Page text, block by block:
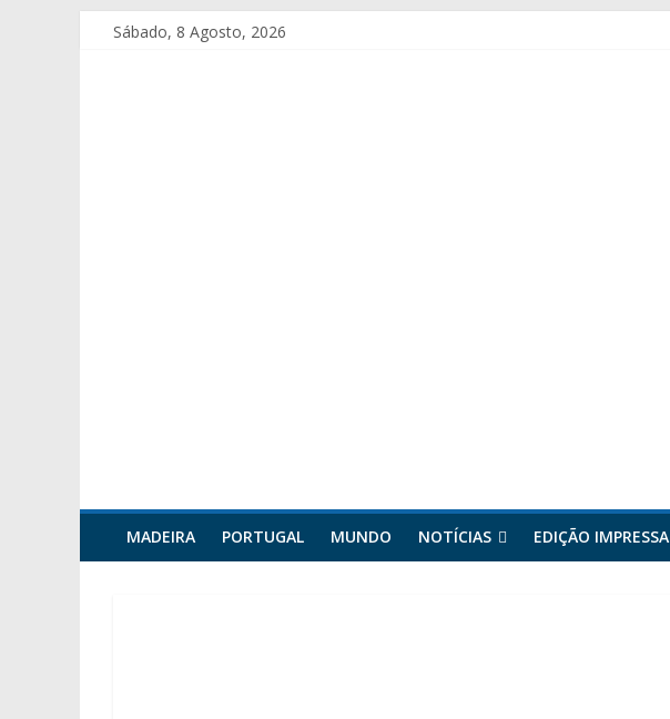
Sábado, 8 Agosto, 2026
MADEIRA PORTUGAL MUNDO NOTÍCIAS EDIÇÃO IMPRESSA